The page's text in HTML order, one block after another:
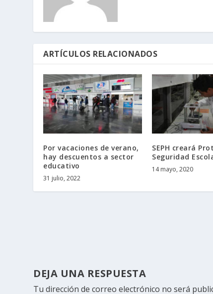
ARTÍCULOS RELACIONADOS
Por vacaciones de verano,
hay descuentos a sector
educativo
31 julio, 2022
SEPH creará
Seguridad
14 mayo, 2020
DEJA UNA RESPUESTA
Tu dirección de correo electrónico no será